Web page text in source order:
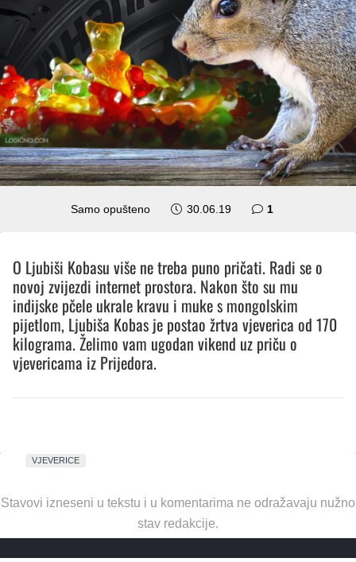
Samo opušteno 30.06.19 1
O Ljubiši Kobasu više ne treba puno pričati. Radi se o
novoj zvijezdi internet prostora. Nakon što su mu
indijske pčele ukrale kravu i muke s mongolskim
pijetlom, Ljubiša Kobas je postao žrtva vjeverica od 170
kilograma. Želimo vam ugodan vikend uz priču o
vjevericama iz Prijedora.
VJEVERICE
Stavovi izneseni u tekstu i u komentarima ne odražavaju nužno
stav redakcije.